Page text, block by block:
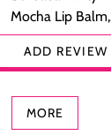
Mocha Lip Balm,
Pelembap Bibir
dengan Aroma
ADD REVIEW
MORE